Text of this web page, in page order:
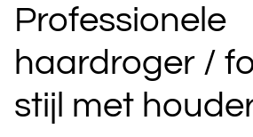
Professionele
haardroger /
stijl met